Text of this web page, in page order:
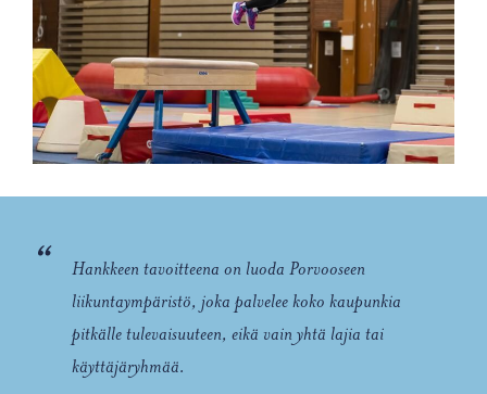
“
Hankkeen tavoitteena on luoda Porvooseen
liikuntaympäristö, joka palvelee koko kaupunkia
pitkälle tulevaisuuteen, eikä vain yhtä lajia tai
käyttäjäryhmää.